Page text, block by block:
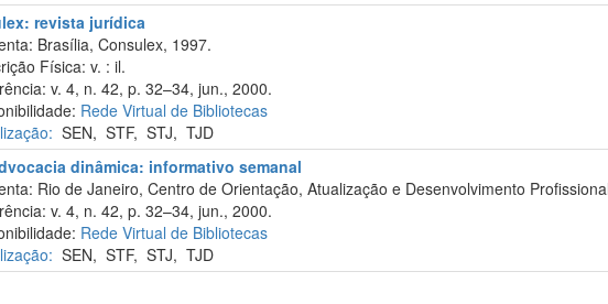
revista jurídica
Brasília, Consulex, 1997.
Física: v. : il.
v. 4, n. 42, p. 32–34, jun., 2000.
Rede Virtual de Bibliotecas
SEN,STF,STJ,TJD
dinâmica: informativo semanal
Rio de Janeiro, Centro de Orientação, Atualização e Desenvolvimento
v. 4, n. 42, p. 32–34, jun., 2000.
Rede Virtual de Bibliotecas
SEN,STF,STJ,TJD